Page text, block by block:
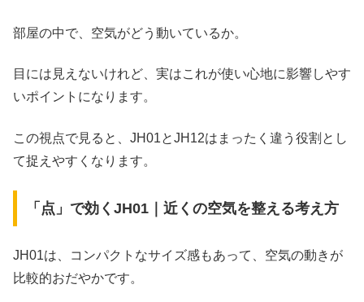
部屋の中で、空気がどう動いているか。
目には見えないけれど、実はこれが使い心地に影響しやす
いポイントになります。
この視点で見ると、JH01とJH12はまったく違う役割とし
て捉えやすくなります。
「点」で効くJH01｜近くの空気を整える考え方
JH01は、コンパクトなサイズ感もあって、空気の動きが
比較的おだやかです。